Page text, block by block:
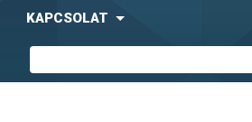
KAPCSOLAT